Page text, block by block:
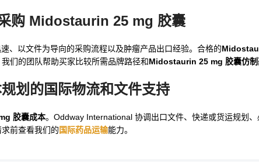
购 Midostaurin 25 mg 胶囊
、以文件为导向的采购流程以及肿瘤产品出口经验。合格的
们的团队帮助买家比较所需品牌路径和Midostaurin 25 mg 胶囊仿制
规划的国际物流和文件支持
胶囊成本。Oddway International 协调出口文件、快递或货运规划
前查看我们的国际药品运输能力。